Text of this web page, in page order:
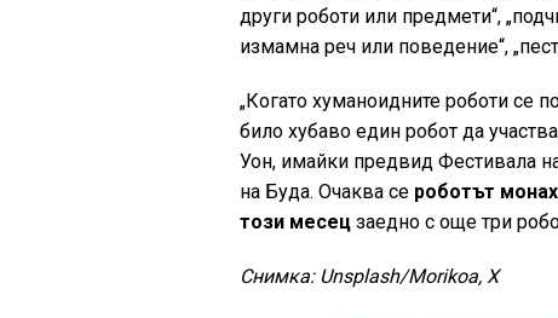
други роботи или предмети“,
измамна реч или поведение“,
„Когато хуманоидните роботи се
било хубаво един робот да
Уон, имайки предвид Фестивала
на Буда. Очаква се роботът
този месец заедно с още три
Снимка: Unsplash/Morikoa, X